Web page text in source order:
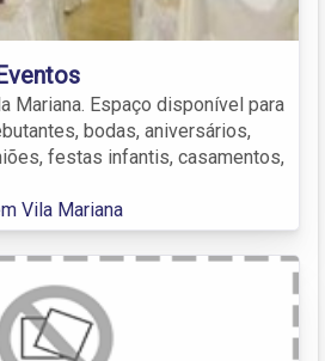
Mariana. Espaço disponível para
bodas, aniversários,
festas infantis, casamentos,
Vila Mariana